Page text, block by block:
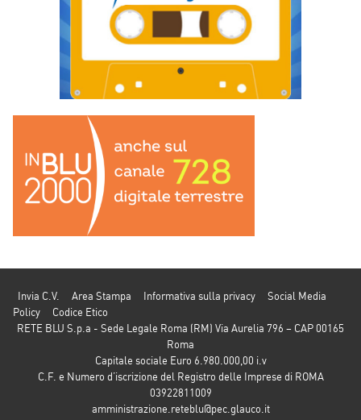
Invia C.V. Area Stampa Informativa sulla privacy
Social Media
Policy
Codice Etico
RETE BLU S.p.a - Sede Legale Roma (RM) Via Aurelia 796 – CAP 00165
Roma
Capitale sociale Euro 6.980.000,00 i.v
C.F. e Numero d’iscrizione del Registro delle Imprese di ROMA
03922811009
amministrazione.reteblu@pec.glauco.it